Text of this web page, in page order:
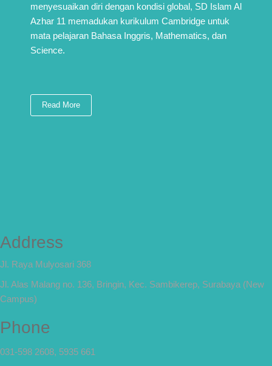
menyesuaikan diri dengan kondisi global, SD Islam Al
Azhar 11 memadukan kurikulum Cambridge untuk
mata pelajaran Bahasa Inggris, Mathematics, dan
Science.
Read More
Address
Jl. Raya Mulyosari 368
Jl. Alas Malang no. 136, Bringin, Kec. Sambikerep, Surabaya (New
Campus)
Phone
031-598 2608, 5935 661